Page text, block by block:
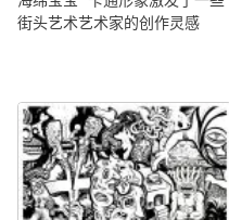
街头艺术艺术家的创作灵感